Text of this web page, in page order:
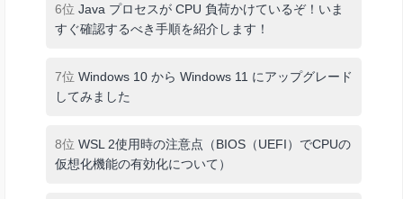
6位 Java プロセスが CPU 負荷かけているぞ！いま
すぐ確認するべき手順を紹介します！
7位 Windows 10 から Windows 11 にアップグレード
してみました
8位 WSL 2使用時の注意点（BIOS（UEFI）でCPUの
仮想化機能の有効化について）